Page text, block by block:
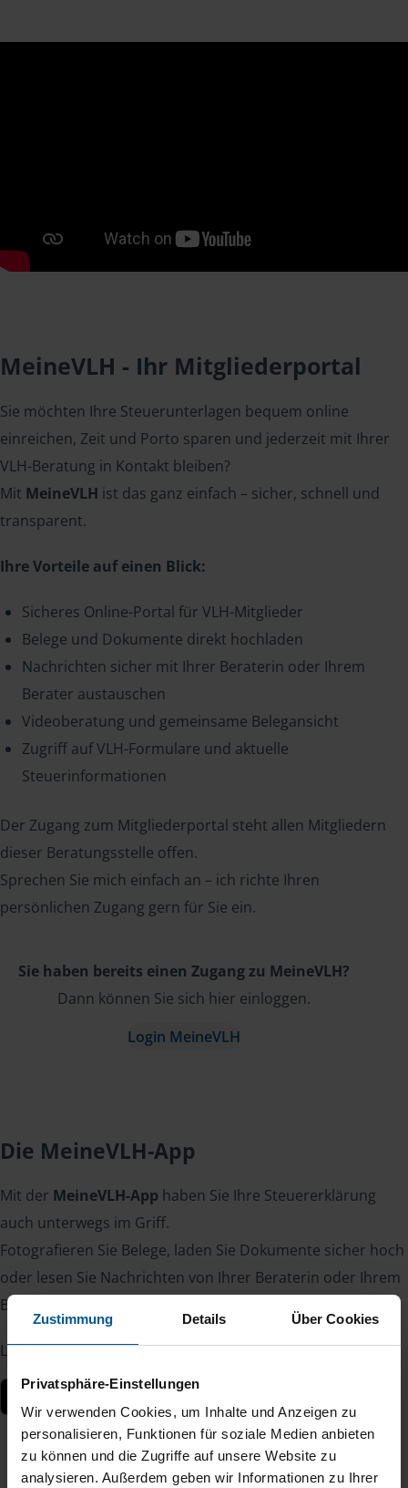
Zustimmung Details Über Cookies
Privatsphäre-Einstellungen
Wir verwenden Cookies, um Inhalte und Anzeigen zu
personalisieren, Funktionen für soziale Medien anbieten
zu können und die Zugriffe auf unsere Website zu
analysieren. Außerdem geben wir Informationen zu Ihrer
MeineVLH - Ihr Mitgliederportal
Sie möchten Ihre Steuerunterlagen bequem online
einreichen, Zeit und Porto sparen und jederzeit mit Ihrer
VLH-Beratung in Kontakt bleiben?
Mit MeineVLH ist das ganz einfach – sicher, schnell und
transparent.
Ihre Vorteile auf einen Blick:
Sicheres Online-Portal für VLH-Mitglieder
Belege und Dokumente direkt hochladen
Nachrichten sicher mit Ihrer Beraterin oder Ihrem
Berater austauschen
Videoberatung und gemeinsame Belegansicht
Zugriff auf VLH-Formulare und aktuelle
Steuerinformationen
Der Zugang zum Mitgliederportal steht allen Mitgliedern
dieser Beratungsstelle offen.
Sprechen Sie mich einfach an – ich richte Ihren
persönlichen Zugang gern für Sie ein.
Sie haben bereits einen Zugang zu MeineVLH?
Dann können Sie sich hier einloggen.
Login MeineVLH
Die MeineVLH-App
Mit der MeineVLH-App haben Sie Ihre Steuererklärung
auch unterwegs im Griff.
Fotografieren Sie Belege, laden Sie Dokumente sicher hoch
oder lesen Sie Nachrichten von Ihrer Beraterin oder Ihrem
Berater – jederzeit und von überall.
Laden Sie die App kostenlos herunter: